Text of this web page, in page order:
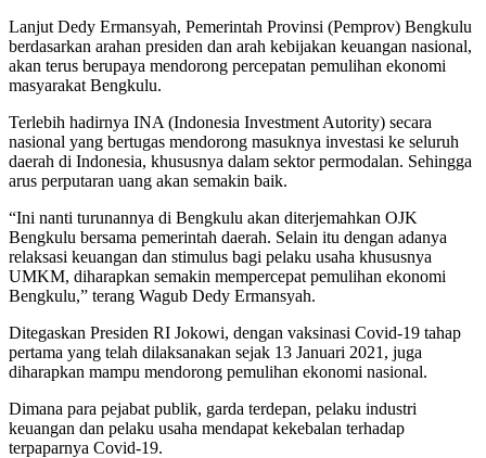
Lanjut Dedy Ermansyah, Pemerintah Provinsi (Pemprov) Bengkulu
berdasarkan arahan presiden dan arah kebijakan keuangan nasional,
akan terus berupaya mendorong percepatan pemulihan ekonomi
masyarakat Bengkulu.
Terlebih hadirnya INA (Indonesia Investment Autority) secara
nasional yang bertugas mendorong masuknya investasi ke seluruh
daerah di Indonesia, khususnya dalam sektor permodalan. Sehingga
arus perputaran uang akan semakin baik.
“Ini nanti turunannya di Bengkulu akan diterjemahkan OJK
Bengkulu bersama pemerintah daerah. Selain itu dengan adanya
relaksasi keuangan dan stimulus bagi pelaku usaha khususnya
UMKM, diharapkan semakin mempercepat pemulihan ekonomi
Bengkulu,” terang Wagub Dedy Ermansyah.
Ditegaskan Presiden RI Jokowi, dengan vaksinasi Covid-19 tahap
pertama yang telah dilaksanakan sejak 13 Januari 2021, juga
diharapkan mampu mendorong pemulihan ekonomi nasional.
Dimana para pejabat publik, garda terdepan, pelaku industri
keuangan dan pelaku usaha mendapat kekebalan terhadap
terpaparnya Covid-19.